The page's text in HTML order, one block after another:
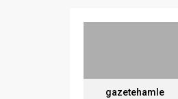
gazetehamle